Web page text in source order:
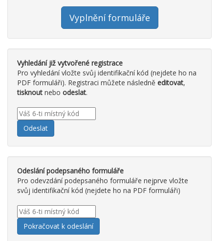
Vyplnění formuláře
Vyhledání již vytvořené registrace
Pro vyhledání vložte svůj identifikační kód (nejdete ho na
PDF formuláři). Registraci můžete následně editovat,
tisknout nebo odeslat.
Odeslání podepsaného formuláře
Pro odevzdání podepsaného formuláře nejprve vložte
svůj identifikační kód (nejdete ho na PDF formuláři)